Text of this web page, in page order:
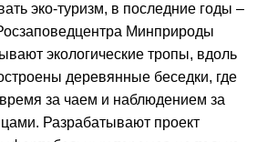
эко-туризм, в последние годы –
Минприроды
экологические тропы, вдоль
деревянные беседки, где
за чаем и наблюдением за
Разрабатывают проект